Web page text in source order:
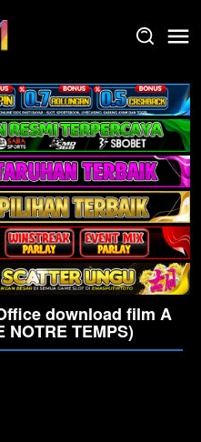
download film A
NOTRE TEMPS)